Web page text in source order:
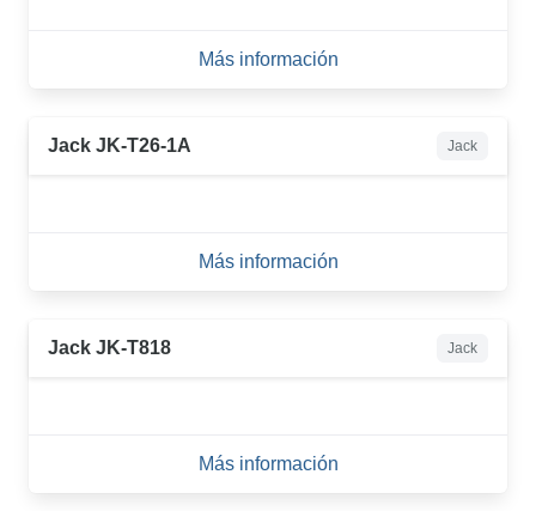
Más información
Jack JK-T26-1A Jack
Más información
Jack JK-T818 Jack
Más información